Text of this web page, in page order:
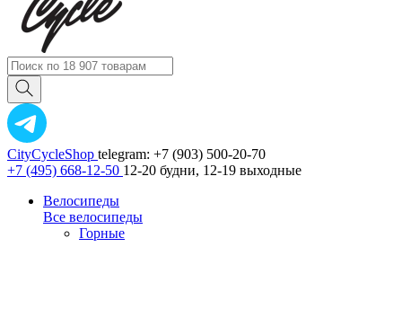
CityCycleShop telegram: +7 (903) 500-20-70
+7 (495) 668-12-50 12-20 будни, 12-19 выходные
Велосипеды
Все велосипеды
Горные